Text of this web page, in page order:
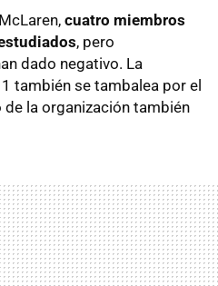
cuatro miembros
, pero
dado negativo. La
también se tambalea por el
la organización también